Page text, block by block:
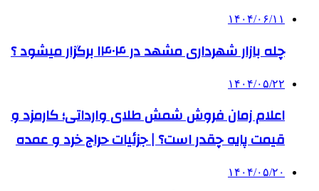
۱۴۰۴/۰۶/۱۱
چله بازار شهرداری مشهد در ۱۴۰۴ برگزار میشود ؟
۱۴۰۴/۰۵/۲۲
اعلام زمان فروش شمش طلای وارداتی؛ کارمزد و
قیمت پایه چقدر است؟ | جزئیات حراج خرد و عمده
۱۴۰۴/۰۵/۲۰